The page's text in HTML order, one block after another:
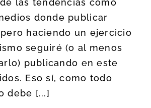
las tendencias como
donde publicar
haciendo un ejercicio
seguiré (o al menos
publicando en este
Eso sí, como todo
debe [...]